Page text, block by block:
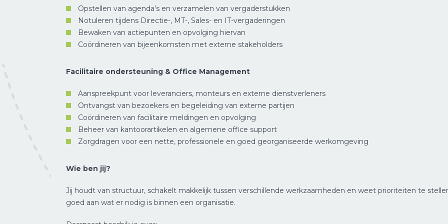
Opstellen van agenda’s en verzamelen van vergaderstukken
Notuleren tijdens Directie-, MT-, Sales- en IT-vergaderingen
Bewaken van actiepunten en opvolging hiervan
Coördineren van bijeenkomsten met externe stakeholders
Facilitaire ondersteuning & Office Management
Aanspreekpunt voor leveranciers, monteurs en externe dienstverleners
Ontvangst van bezoekers en begeleiding van externe partijen
Coördineren van facilitaire meldingen en opvolging
Beheer van kantoorartikelen en algemene office support
Zorgdragen voor een nette, professionele en goed georganiseerde werkomgeving
Wie ben jij?
Jij houdt van structuur, schakelt makkelijk tussen verschillende werkzaamheden en weet prioriteiten te
goed aan wat er nodig is binnen een organisatie.